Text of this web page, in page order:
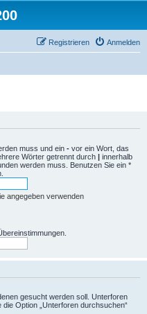
Anmelden
Registrieren
muss und ein - vor ein Wort, das
Wörter getrennt durch | innerhalb
werden muss. Benutzen Sie ein *
angegeben verwenden
gesucht werden soll. Unterforen
Option „Unterforen durchsuchen“